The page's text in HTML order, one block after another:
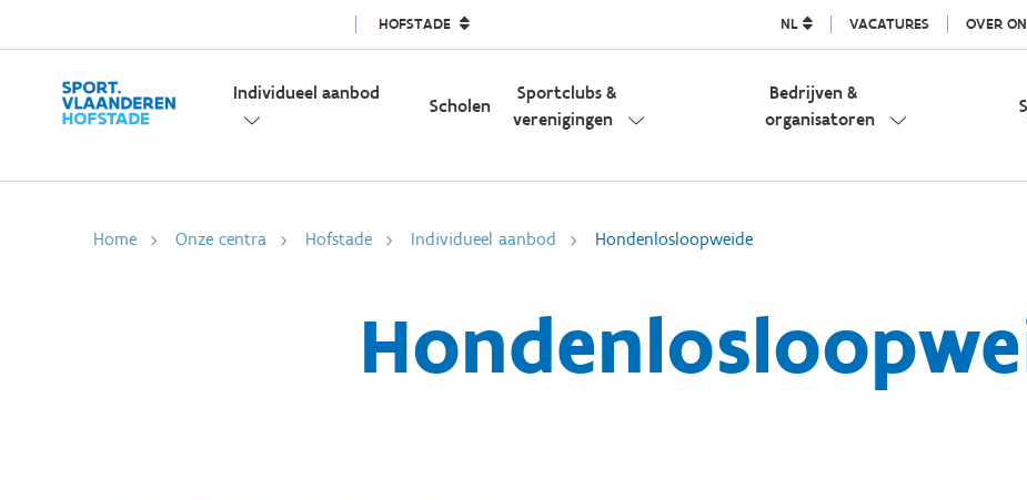
HOFSTADE NL VACATURES OVER
Individueel aanbod
Scholen
Sportclubs &
verenigingen
Bedrijven &
organisatoren
Home Onze centra Hofstade Individueel aanbod Hondenlosloopweide